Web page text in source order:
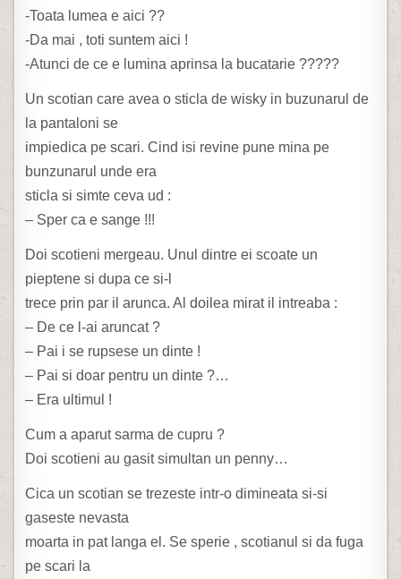
-Toata lumea e aici ??
-Da mai , toti suntem aici !
-Atunci de ce e lumina aprinsa la bucatarie ?????
Un scotian care avea o sticla de wisky in buzunarul de
la pantaloni se
impiedica pe scari. Cind isi revine pune mina pe
bunzunarul unde era
sticla si simte ceva ud :
– Sper ca e sange !!!
Doi scotieni mergeau. Unul dintre ei scoate un
pieptene si dupa ce si-l
trece prin par il arunca. Al doilea mirat il intreaba :
– De ce l-ai aruncat ?
– Pai i se rupsese un dinte !
– Pai si doar pentru un dinte ?…
– Era ultimul !
Cum a aparut sarma de cupru ?
Doi scotieni au gasit simultan un penny…
Cica un scotian se trezeste intr-o dimineata si-si
gaseste nevasta
moarta in pat langa el. Se sperie , scotianul si da fuga
pe scari la